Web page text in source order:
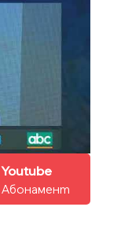
Youtube
Абонамент